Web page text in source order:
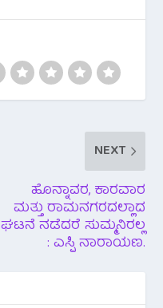
NEXT
ಹೊನ್ನಾವರ, ಕಾರವಾರ
ಮತ್ತು ರಾಮನಗರದಲ್ಲಾದ
ಘಟನೆ ನಡೆದರೆ ಸುಮ್ಮನಿರಲ್ಲ
: ಎಸ್ಪಿ ನಾರಾಯಣ.